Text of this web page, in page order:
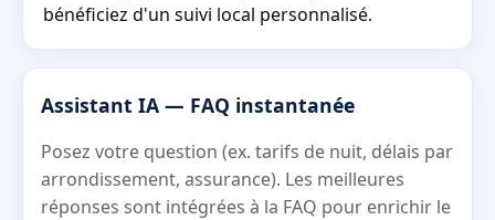
bénéficiez d'un suivi local personnalisé.
Assistant IA — FAQ instantanée
Posez votre question (ex. tarifs de nuit, délais par
arrondissement, assurance). Les meilleures
réponses sont intégrées à la FAQ pour enrichir le